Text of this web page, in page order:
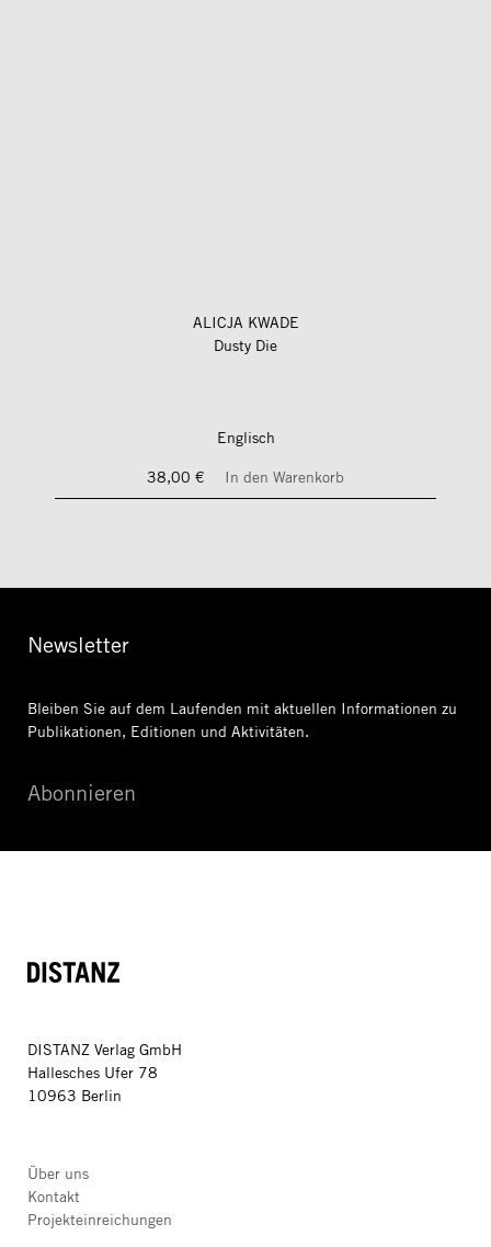
ALICJA KWADE
Dusty Die
Englisch
38,00 €
In den Warenkorb
Newsletter
Bleiben Sie auf dem Laufenden mit aktuellen Informationen zu
Publikationen, Editionen und Aktivitäten.
Abonnieren
DISTANZ
DISTANZ Verlag GmbH
Hallesches Ufer 78
10963 Berlin
Über uns
Kontakt
Projekteinreichungen